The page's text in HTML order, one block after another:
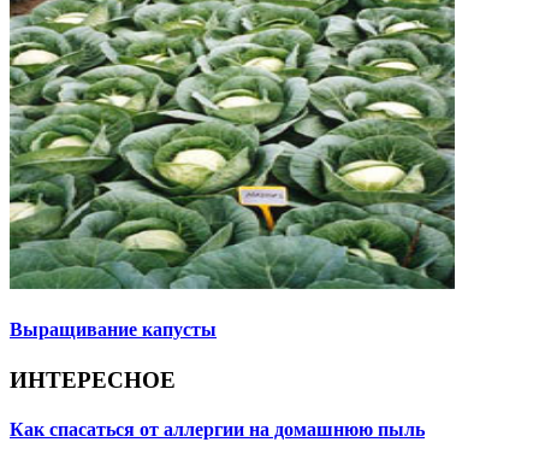
Выращивание капусты
ИНТЕРЕСНОЕ
Как спасаться от аллергии на домашнюю пыль